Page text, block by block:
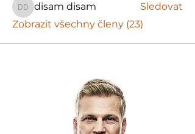
disam disam
disam disam
Sledovat
Zobrazit všechny členy (23)